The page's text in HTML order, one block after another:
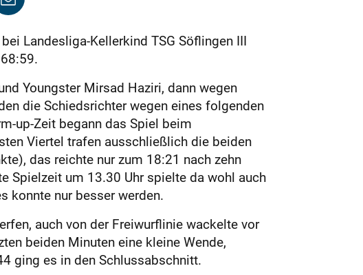
Landesliga-Kellerkind TSG Söflingen III
Youngster Mirsad Haziri, dann wegen
die Schiedsrichter wegen eines folgenden
up-Zeit begann das Spiel beim
Viertel trafen ausschließlich die beiden
das reichte nur zum 18:21 nach zehn
Spielzeit um 13.30 Uhr spielte da wohl auch
konnte nur besser werden.
auch von der Freiwurflinie wackelte vor
beiden Minuten eine kleine Wende,
ging es in den Schlussabschnitt.